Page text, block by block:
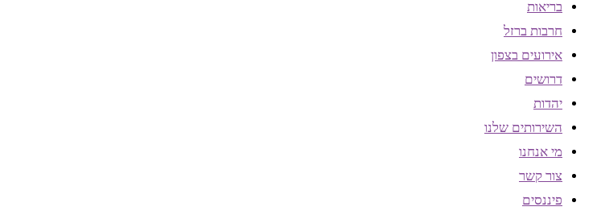
בריאות
חרבות ברזל
אירועים בצפון
דרושים
יהדות
השירותים שלנו
מי אנחנו
צור קשר
פיננסים